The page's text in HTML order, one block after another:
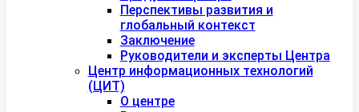
Перспективы развития и
глобальный контекст
Заключение
Руководители и эксперты Центра
Центр информационных технологий
(ЦИТ)
О центре